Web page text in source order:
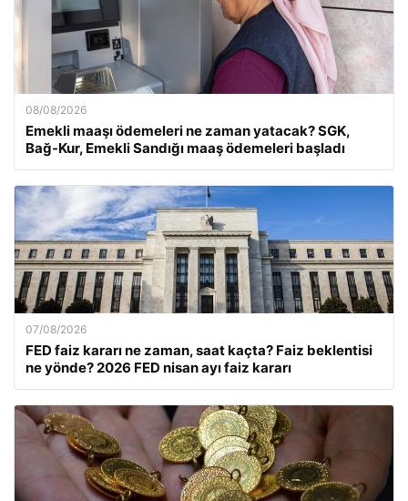
08/08/2026
Emekli maaşı ödemeleri ne zaman yatacak? SGK,
Bağ-Kur, Emekli Sandığı maaş ödemeleri başladı
07/08/2026
FED faiz kararı ne zaman, saat kaçta? Faiz beklentisi
ne yönde? 2026 FED nisan ayı faiz kararı